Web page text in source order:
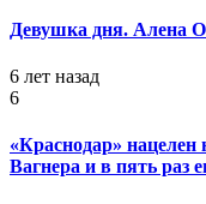
Девушка дня. Алена
6 лет назад
6
«Краснодар» нацелен
Вагнера и в пять раз